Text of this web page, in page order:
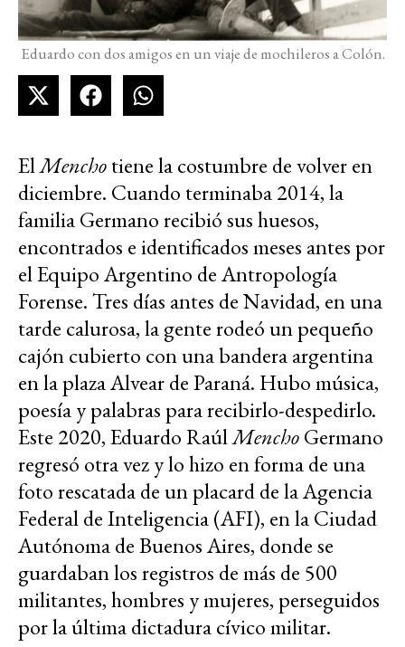
Eduardo con dos amigos en un viaje de mochileros a Colón.
ElMenchotiene la costumbre de volver en
diciembre. Cuando terminaba 2014, la
familia Germano recibió sus huesos,
encontrados e identificados meses antes por
el Equipo Argentino de Antropología
Forense. Tres días antes de Navidad, en una
tarde calurosa, la gente rodeó un pequeño
cajón cubierto con una bandera argentina
en la plaza Alvear de Paraná. Hubo música,
poesía y palabras para recibirlo-despedirlo.
Este 2020, Eduardo RaúlMenchoGermano
regresó otra vez y lo hizo en forma de una
foto rescatada de un placard de la Agencia
Federal de Inteligencia (AFI), en la Ciudad
Autónoma de Buenos Aires, donde se
guardaban los registros de más de 500
militantes, hombres y mujeres, perseguidos
por la última dictadura cívico militar.